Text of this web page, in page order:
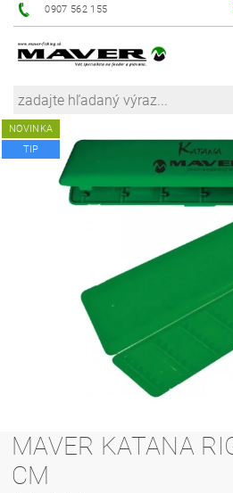
0907 562 155
NOVINKA
TIP
MAVER KATANA
CM